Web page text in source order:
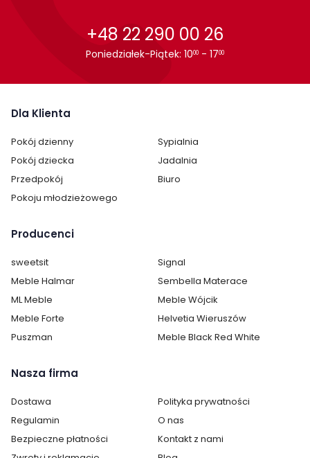
+48 22 290 00 26
Poniedziałek-Piątek: 1000 - 1700
Dla Klienta
Pokój dzienny
Sypialnia
Pokój dziecka
Jadalnia
Przedpokój
Biuro
Pokoju młodzieżowego
Producenci
sweetsit
Signal
Meble Halmar
Sembella Materace
ML Meble
Meble Wójcik
Meble Forte
Helvetia Wieruszów
Puszman
Meble Black Red White
Nasza firma
Dostawa
Polityka prywatności
Regulamin
O nas
Bezpieczne płatności
Kontakt z nami